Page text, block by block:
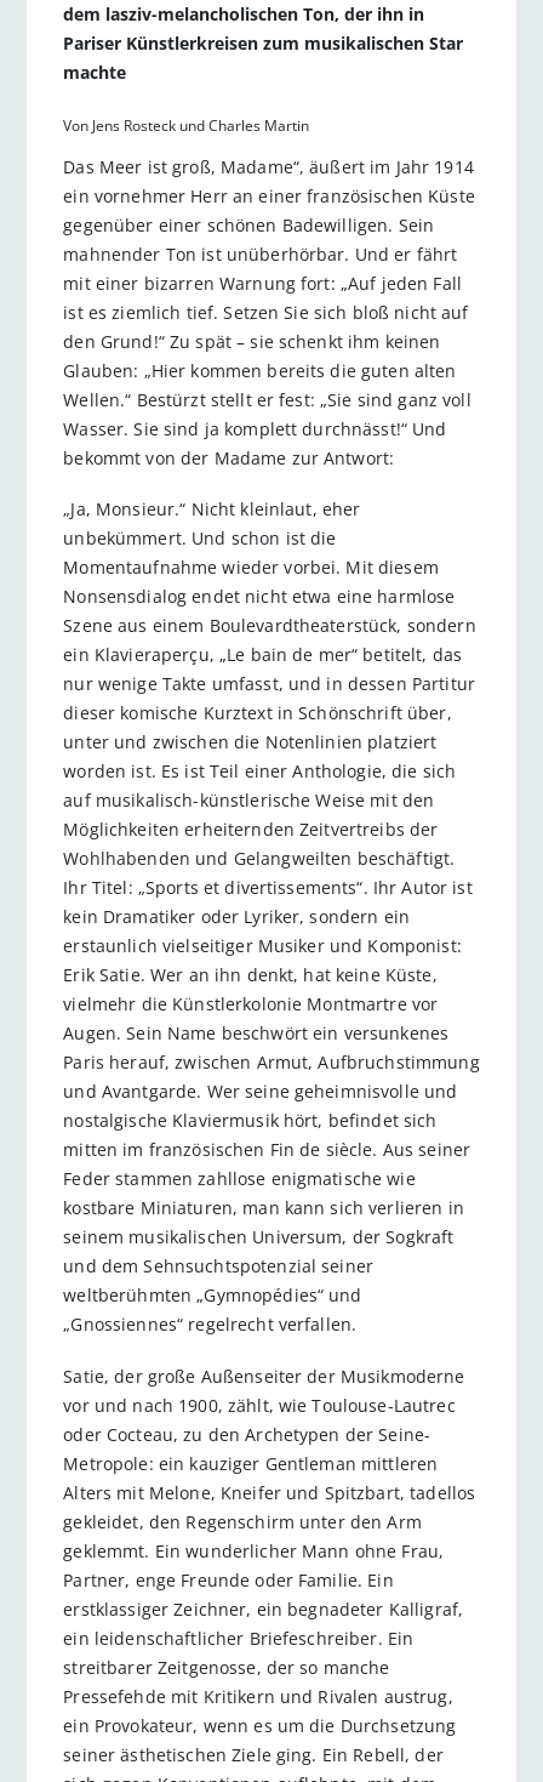
dem lasziv-melancholischen Ton, der ihn in
Pariser Künstlerkreisen zum musikalischen Star
machte
Von Jens Rosteck und Charles Martin
Das Meer ist groß, Madame“, äußert im Jahr 1914
ein vornehmer Herr an einer französischen Küste
gegenüber einer schönen Badewilligen. Sein
mahnender Ton ist unüberhörbar. Und er fährt
mit einer bizarren Warnung fort: „Auf jeden Fall
ist es ziemlich tief. Setzen Sie sich bloß nicht auf
den Grund!“ Zu spät – sie schenkt ihm keinen
Glauben: „Hier kommen bereits die guten alten
Wellen.“ Bestürzt stellt er fest: „Sie sind ganz voll
Wasser. Sie sind ja komplett durchnässt!“ Und
bekommt von der Madame zur Antwort:
„Ja, Monsieur.“ Nicht kleinlaut, eher
unbekümmert. Und schon ist die
Momentaufnahme wieder vorbei. Mit diesem
Nonsensdialog endet nicht etwa eine harmlose
Szene aus einem Boulevardtheaterstück, sondern
ein Klavier­aperçu, „Le bain de mer“ betitelt, das
nur wenige Takte umfasst, und in dessen Partitur
dieser komische Kurztext in Schönschrift über,
unter und zwischen die Notenlinien platziert
worden ist. Es ist Teil einer Anthologie, die sich
auf musikalisch-künstlerische Weise mit den
Möglichkeiten erheiternden Zeitvertreibs der
Wohlhabenden und Gelangweilten beschäftigt.
Ihr Titel: „Sports et divertissements“. Ihr Autor ist
kein Dramatiker oder Lyriker, sondern ein
erstaunlich vielseitiger Musiker und Komponist:
Erik Satie. Wer an ihn denkt, hat keine Küste,
vielmehr die Künstlerkolonie Montmartre vor
Augen. Sein Name beschwört ein versunkenes
Paris herauf, zwischen Armut, Aufbruchstimmung
und Avantgarde. Wer seine geheimnisvolle und
nostalgische Klaviermusik hört, befindet sich
mitten im französischen Fin de siècle. Aus seiner
Feder stammen zahllose enigmatische wie
kostbare Miniaturen, man kann sich verlieren in
seinem musikalischen Universum, der Sogkraft
und dem Sehnsuchtspotenzial seiner
weltberühmten „Gymnopédies“ und
„Gnossiennes“ regelrecht verfallen.
Satie, der große Außenseiter der Musikmoderne
vor und nach 1900, zählt, wie Toulouse-Lautrec
oder Cocteau, zu den Archetypen der Seine-
Metropole: ein kauziger Gentleman mittleren
Alters mit Melone, Kneifer und Spitzbart, tadellos
gekleidet, den Regenschirm unter den Arm
geklemmt. Ein wunderlicher Mann ohne Frau,
Partner, enge Freunde oder Familie. Ein
erstklassiger Zeichner, ein begnadeter Kalligraf,
ein leidenschaftlicher Briefeschreiber. Ein
streitbarer Zeitgenosse, der so manche
Pressefehde mit Kritikern und Rivalen austrug,
ein Provokateur, wenn es um die Durchsetzung
seiner ästhetischen Ziele ging. Ein Rebell, der